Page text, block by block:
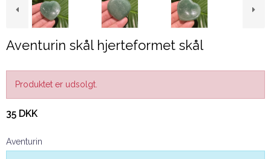
Aventurin skål hjerteformet skål
Produktet er udsolgt.
35 DKK
Aventurin